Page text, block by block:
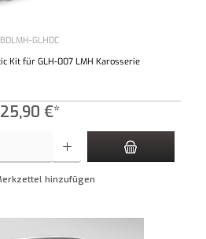
BDLMH-GLHDC
Kit für GLH-007 LMH Karosserie
25,90 €*
hinzufügen